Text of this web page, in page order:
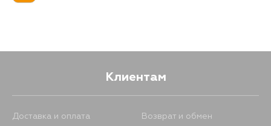
Клиентам
Доставка и оплата Возврат и обмен